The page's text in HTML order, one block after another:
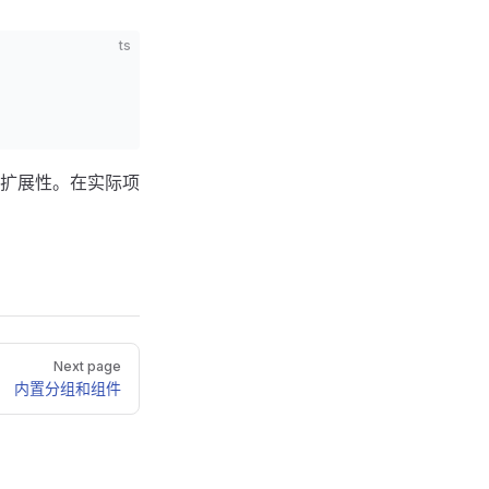
ts
展性。在实际项
Next page
内置分组和组件